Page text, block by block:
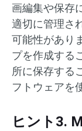
画編集や保存
適切に管理さ
可能性があり
プを作成する
所に保存する
フトウェアを
ヒント3.